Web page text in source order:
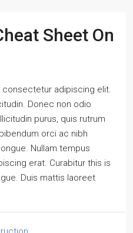
Sheet On
adipiscing elit.
Donec non odio
purus, quis rutrum
orci ac nibh
Nullam tempus
erat. Curabitur this is
Duis mattis laoreet